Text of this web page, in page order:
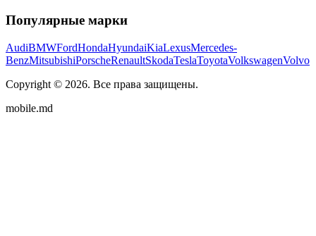
Популярные марки
AudiBMWFordHondaHyundaiKiaLexusMercedes-
BenzMitsubishiPorscheRenaultSkodaTeslaToyotaVolkswagenVolvo
Copyright © 2026. Все права защищены.
mobile.md